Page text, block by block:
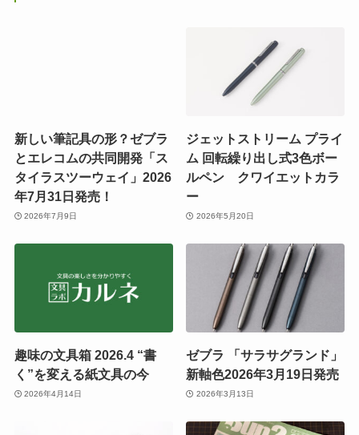
新しい筆記具の形？ゼブラ
とエレコムの共同開発「ス
タイラスツーウェイ」2026
年7月31日発売！
2026年7月9日
ジェットストリーム プライ
ム 回転繰り出し式3色ボー
ルペン クワイエットカラ
ー
2026年5月20日
趣味の文具箱 2026.4 “書
く”を変える紙文具の今
2026年4月14日
ゼブラ 「サラサグランド」
新軸色2026年3月19日発売
2026年3月13日